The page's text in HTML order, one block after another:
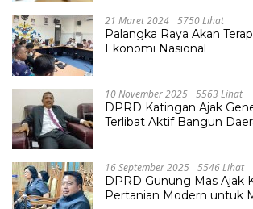
21 Maret 2024 5750 Lihat
Palangka Raya Akan
Ekonomi Nasional
10 November 2025 5563 Lihat
DPRD Katingan Ajak
Terlibat Aktif Bangun
16 September 2025 5546 Lihat
DPRD Gunung Mas Ajak
Pertanian Modern untuk